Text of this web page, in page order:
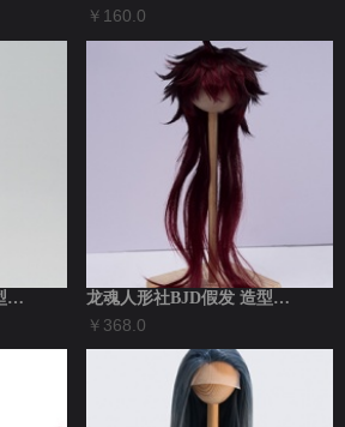
￥160.0
龙魂人形社BJD假发 造型发LHWG3-... 龙魂人形社BJD假发 造型发（红黑）LH...
￥368.0